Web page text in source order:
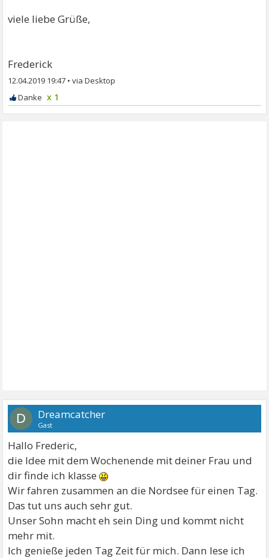
viele liebe Grüße,
Frederick
12.04.2019 19:47 •
x 1
D Dreamcatcher
Gast
Hallo Frederic,
die Idee mit dem Wochenende mit deiner Frau und
dir finde ich klasse
Wir fahren zusammen an die Nordsee für einen Tag.
Das tut uns auch sehr gut.
Unser Sohn macht eh sein Ding und kommt nicht
mehr mit.
Ich genieße jeden Tag Zeit für mich. Dann lese ich